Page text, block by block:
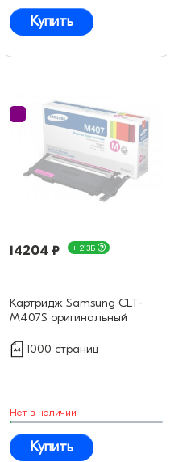
Купить
14204 ₽ + 213Б
Картридж Samsung CLT-
M407S оригинальный
1000 страниц
Нет в наличии
Купить